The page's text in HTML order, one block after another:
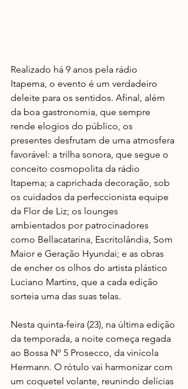
Realizado há 9 anos pela rádio
Itapema, o evento é um verdadeiro
deleite para os sentidos. Afinal, além
da boa gastronomia, que sempre
rende elogios do público, os
presentes desfrutam de uma atmosfera
favorável: a trilha sonora, que segue o
conceito cosmopolita da rádio
Itapema; a caprichada decoração, sob
os cuidados da perfeccionista equipe
da Flor de Liz; os lounges
ambientados por patrocinadores
como Bellacatarina, Escritolândia, Som
Maior e Geração Hyundai; e as obras
de encher os olhos do artista plástico
Luciano Martins, que a cada edição
sorteia uma das suas telas.
Nesta quinta-feira (23), na última edição
da temporada, a noite começa regada
ao Bossa Nº 5 Prosecco, da vinícola
Hermann. O rótulo vai harmonizar com
um coquetel volante, reunindo delícias